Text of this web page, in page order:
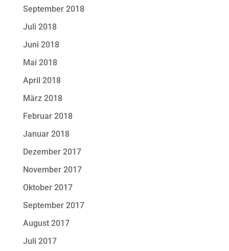
September 2018
Juli 2018
Juni 2018
Mai 2018
April 2018
März 2018
Februar 2018
Januar 2018
Dezember 2017
November 2017
Oktober 2017
September 2017
August 2017
Juli 2017